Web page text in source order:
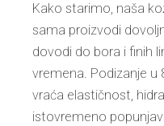
Kako starimo, naša
sama proizvodi
dovodi do bora i finih
vremena. Podizanje
vraća elastičnost,
istovremeno